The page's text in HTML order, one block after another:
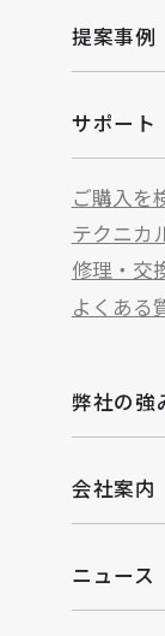
提案事例
サポート
ご購入を
テクニカ
修理・交
よくある
弊社の強
会社案内
ニュース